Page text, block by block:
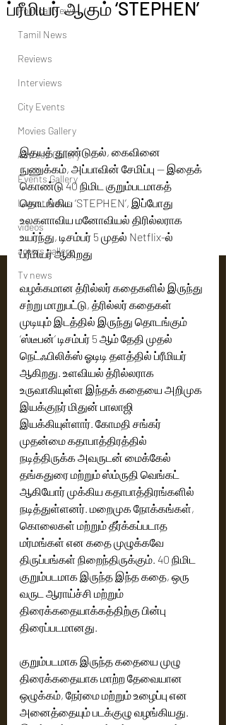
Political News
Tamil News
Reviews
Interviews
City Events
Movies Gallery
Actress Gallery
Events Gallery
Latest News
videos
actors gallery
Tv news
ப்ரீமியர் ஆகும் ‘STEPHEN’
இதயத் தூண்டுதல், கைவினை
நுணுக்கம், அப்பாவின் சேமிப்பு — இதைக்
கொண்டு 40 நிமிட குறும்படமாகத்
தொடங்கிய ‘STEPHEN’, இப்போது
உலகளாவிய மனோவியல் திரில்லராக
உயர்ந்து, டிசம்பர் 5 முதல் Netflix-ல்
ப்ரீமியர் ஆகிறது
வழக்கமான த்ரில்லர் கதைகளில் இருந்து
சற்று மாறுபட்டு, த்ரில்லர் கதைகள்
முடியும் இடத்தில் இருந்து தொடங்கும்
‘ஸ்டீபன்’ டிசம்பர் 5 ஆம் தேதி முதல்
நெட்ஃபிலிக்ஸ் ஓடிடி தளத்தில் ப்ரீமியர்
ஆகிறது. உளவியல் த்ரில்லராக
உருவாகியுள்ள இந்தக் கதையை அறிமுக
இயக்குநர் மிதுன் பாலாஜி
இயக்கியுள்ளார். கோமதி சங்கர்
முதன்மை கதாபாத்திரத்தில்
நடித்திருக்க அவருடன் மைக்கேல்
தங்கதுரை மற்றும் ஸ்ம்ருதி வெங்கட்
ஆகியோர் முக்கிய கதாபாத்திரங்களில்
நடித்துள்ளனர். மறைமுக நோக்கங்கள்,
கொலைகள் மற்றும் தீர்க்கப்படாத
மர்மங்கள் என கதை முழுக்கவே
திருப்பங்கள் நிறைந்திருக்கும். 40 நிமிட
குறும்படமாக இருந்த இந்த கதை, ஒரு
வருட ஆராய்ச்சி மற்றும்
திரைக்கதையாக்கத்திற்கு பின்பு
திரைப்படமானது.
குறும்படமாக இருந்த கதையை முழு
திரைக்கதையாக மாற்ற தேவையான
ஒழுக்கம், நேர்மை மற்றும் உழைப்பு என
அனைத்தையும் படக்குழு வழங்கியது.